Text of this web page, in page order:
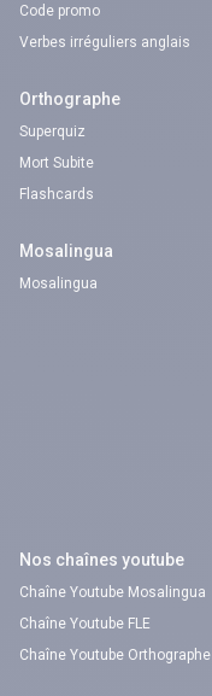
Code promo
Verbes irréguliers anglais
Orthographe
Superquiz
Mort Subite
Flashcards
Mosalingua
Mosalingua
Nos chaînes youtube
Chaîne Youtube Mosalingua
Chaîne Youtube FLE
Chaîne Youtube Orthographe